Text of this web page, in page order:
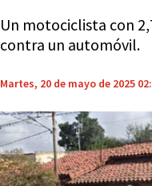
Un motociclista con
contra un automóvil.
Martes, 20 de mayo de 2025